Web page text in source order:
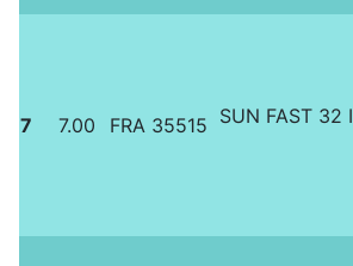
7 7.00 FRA 35515 SUN FAST 32 I